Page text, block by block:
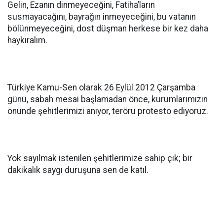
Gelin, Ezanın dinmeyeceğini, Fatiha’ların
susmayacağını, bayrağın inmeyeceğini, bu vatanın
bölünmeyeceğini, dost düşman herkese bir kez daha
haykıralım.
Türkiye Kamu-Sen olarak 26 Eylül 2012 Çarşamba
günü, sabah mesai başlamadan önce, kurumlarımızın
önünde şehitlerimizi anıyor, terörü protesto ediyoruz.
Yok sayılmak istenilen şehitlerimize sahip çık; bir
dakikalık saygı duruşuna sen de katıl.